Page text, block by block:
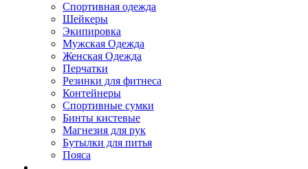
Спортивная одежда
Шейкеры
Экипировка
Мужская Одежда
Женская Одежда
Перчатки
Резинки для фитнеса
Контейнеры
Спортивные сумки
Бинты кистевые
Магнезия для рук
Бутылки для питья
Пояса